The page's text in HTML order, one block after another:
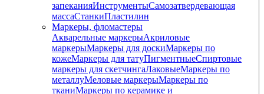
запеканияИнструментыСамозатвердевающая
массаСтанкиПластилин
Маркеры, фломастеры
Акварельные маркерыАкриловые
маркерыМаркеры для доскиМаркеры по
кожеМаркеры для татуПигментныеCпиртовые
маркеры для скетчингаЛаковыеМаркеры по
металлуМеловые маркерыМаркеры по
тканиМаркеры по керамике и